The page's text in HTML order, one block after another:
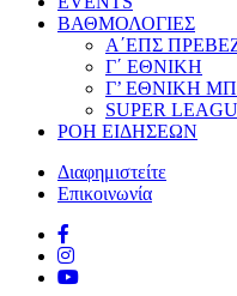
ΒΑΘΜΟΛΟΓΙΕΣ
Α΄ΕΠΣ
Γ΄ ΕΘΝΙΚΗ
Γ’ ΕΘΝΙΚΗ
SUPER
ΡΟΗ ΕΙΔΗΣΕΩΝ
Διαφημιστείτε
Επικοινωνία